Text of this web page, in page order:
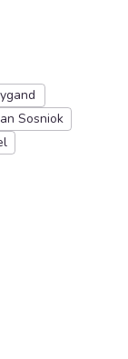
Sosniok